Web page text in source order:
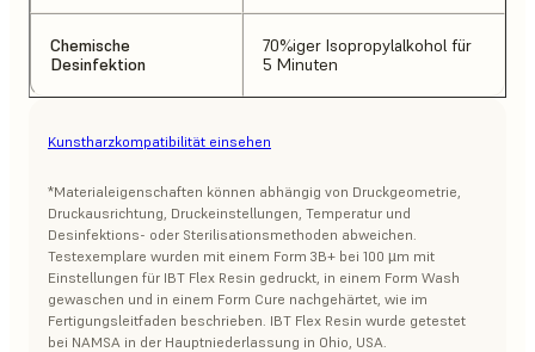
Chemische
Desinfektion
70%iger Isopropylalkohol für
5 Minuten
Kunstharzkompatibilität einsehen
*Materialeigenschaften können abhängig von Druckgeometrie,
Druckausrichtung, Druckeinstellungen, Temperatur und
Desinfektions- oder Sterilisationsmethoden abweichen.
Testexemplare wurden mit einem Form 3B+ bei 100 µm mit
Einstellungen für IBT Flex Resin gedruckt, in einem Form Wash
gewaschen und in einem Form Cure nachgehärtet, wie im
Fertigungsleitfaden beschrieben. IBT Flex Resin wurde getestet
bei NAMSA in der Hauptniederlassung in Ohio, USA.